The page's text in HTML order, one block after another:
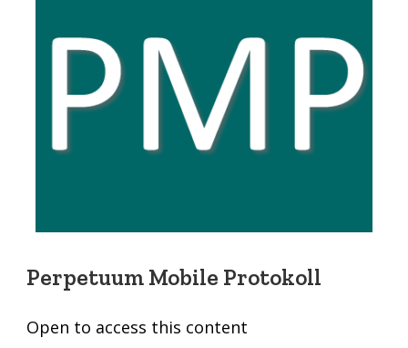
Perpetuum Mobile Protokoll
Open to access this content